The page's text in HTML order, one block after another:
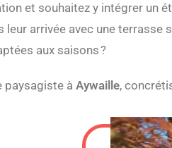
et souhaitez y intégrer un
arrivée avec une
aux saisons ?
paysagiste à Aywaille,